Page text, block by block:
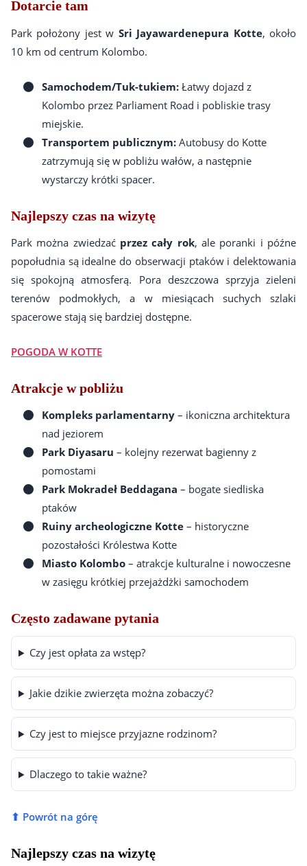
Dotarcie tam
Park położony jest w Sri Jayawardenepura Kotte, około
10 km od centrum Kolombo.
Samochodem/Tuk-tukiem: Łatwy dojazd z
Kolombo przez Parliament Road i pobliskie trasy
miejskie.
Transportem publicznym: Autobusy do Kotte
zatrzymują się w pobliżu wałów, a następnie
wystarczy krótki spacer.
Najlepszy czas na wizytę
Park można zwiedzać przez cały rok, ale poranki i późne
popołudnia są idealne do obserwacji ptaków i delektowania
się spokojną atmosferą. Pora deszczowa sprzyja zieleni
terenów podmokłych, a w miesiącach suchych szlaki
spacerowe stają się bardziej dostępne.
POGODA W KOTTE
Atrakcje w pobliżu
Kompleks parlamentarny – ikoniczna architektura
nad jeziorem
Park Diyasaru – kolejny rezerwat bagienny z
pomostami
Park Mokradeł Beddagana – bogate siedliska
ptaków
Ruiny archeologiczne Kotte – historyczne
pozostałości Królestwa Kotte
Miasto Kolombo – atrakcje kulturalne i nowoczesne
w zasięgu krótkiej przejażdżki samochodem
Często zadawane pytania
Czy jest opłata za wstęp?
Jakie dzikie zwierzęta można zobaczyć?
Czy jest to miejsce przyjazne rodzinom?
Dlaczego to takie ważne?
⬆ Powrót na górę
Najlepszy czas na wizytę